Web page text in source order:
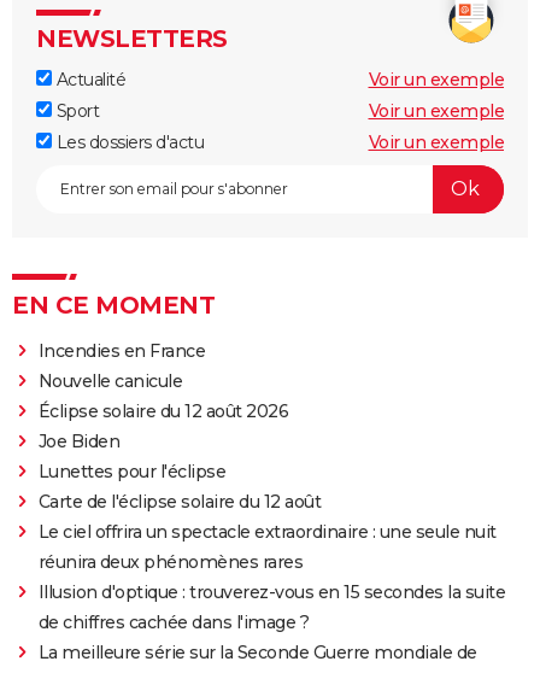
NEWSLETTERS
Actualité
Voir un exemple
Sport
Voir un exemple
Les dossiers d'actu
Voir un exemple
EN CE MOMENT
Incendies en France
Nouvelle canicule
Éclipse solaire du 12 août 2026
Joe Biden
Lunettes pour l'éclipse
Carte de l'éclipse solaire du 12 août
Le ciel offrira un spectacle extraordinaire : une seule nuit
réunira deux phénomènes rares
Illusion d'optique : trouverez-vous en 15 secondes la suite
de chiffres cachée dans l'image ?
La meilleure série sur la Seconde Guerre mondiale de